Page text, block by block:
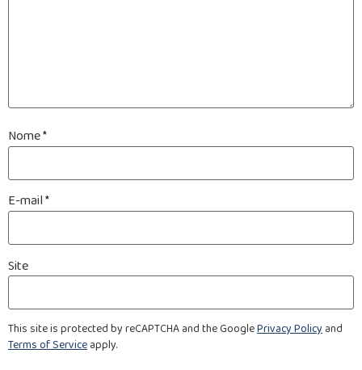
Nome*
E-mail*
Site
This site is protected by reCAPTCHA and the GooglePrivacy Policyand
Terms of Serviceapply.